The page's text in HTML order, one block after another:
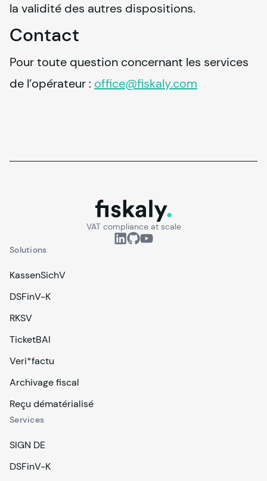
la validité des autres dispositions.
Contact
Pour toute question concernant les services
de l’opérateur : office@fiskaly.com
fiskaly.
VAT compliance at scale
Solutions
KassenSichV
DSFinV-K
RKSV
TicketBAI
Veri*factu
Archivage fiscal
Reçu dématérialisé
Services
SIGN DE
DSFinV-K